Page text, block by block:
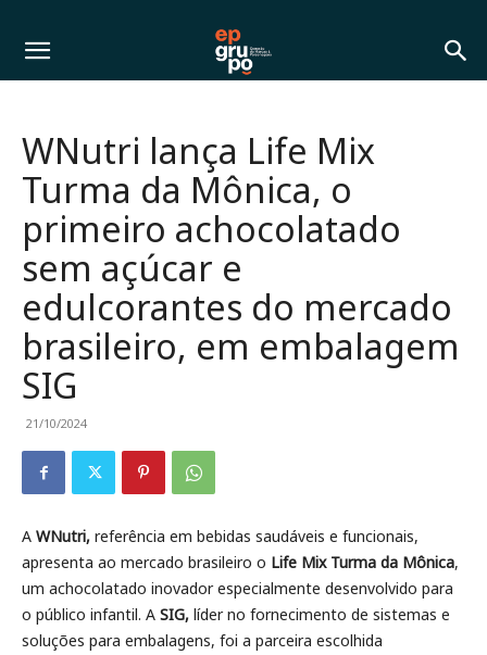
WNutri lança Life Mix
Turma da Mônica, o
primeiro achocolatado
sem açúcar e
edulcorantes do mercado
brasileiro, em embalagem
SIG
21/10/2024
A WNutri, referência em bebidas saudáveis e funcionais,
apresenta ao mercado brasileiro o Life Mix Turma da Mônica,
um achocolatado inovador especialmente desenvolvido para
o público infantil. A SIG, líder no fornecimento de sistemas e
soluções para embalagens, foi a parceira escolhida